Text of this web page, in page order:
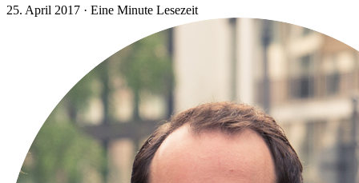
25. April 2017 · Eine Minute Lesezeit